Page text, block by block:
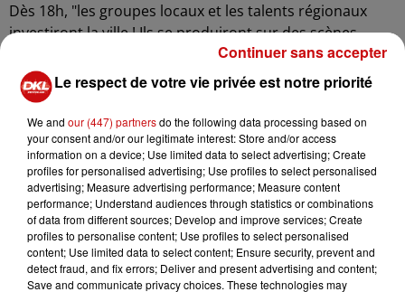
Dès 18h, "les groupes locaux et les talents régionaux
investiront la ville ! Ils se produiront sur des scènes
installées par la municipalité dans différents endroits de
la ville" indique le site de la ville de Colmar,qui vous
propose cette année aussi le programme de
l'événement en réalité augmentée !
Rock, soul, RnB, électro, musique classique, fanfare, etc. :
tous les goûts seront représentés lors de cette soirée
assurément très agréable au cœur de la ville !
A VOIR AUSSI Programmation détaillée à Colmar
LA SÉLECTION DE PASCAL KURY
Le respect de votre vie privée est notre priorité
We and our (447) partnersdo the following data processing based on
your consent and/or our legitimate interest: Store and/or access
information on a device; Use limited data to select advertising; Create
profiles for personalised advertising; Use profiles to select personalised
advertising; Measure advertising performance; Measure content
performance; Understand audiences through statistics or combinations
of data from different sources; Develop and improve services; Create
profiles to personalise content; Use profiles to select personalised
content; Use limited data to select content; Ensure security, prevent and
detect fraud, and fix errors; Deliver and present advertising and content;
Save and communicate privacy choices. These technologies may
Continuer sans accepter